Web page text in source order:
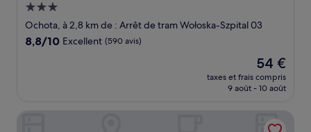
Hébergement
3.0 étoiles
Ochota, à 2,8 km de : Arrêt de tram Wołoska-Szpital 03
8.8
8,8/10 Excellent (590 avis)
Le
nouveau
prix
de
54 €
54 €
taxes et frais compris
9 août - 10 août